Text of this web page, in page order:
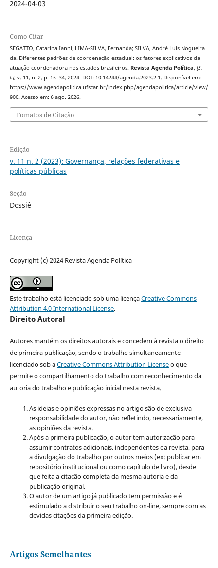
2024-04-03
Como Citar
SEGATTO, Catarina Ianni; LIMA-SILVA, Fernanda; SILVA, André Luis Nogueira
da. Diferentes padrões de coordenação estadual: os fatores explicativos da
atuação coordenadora nos estados brasileiros. Revista Agenda Política, [S.
l.], v. 11, n. 2, p. 15–34, 2024. DOI: 10.14244/agenda.2023.2.1. Disponível em:
https://www.agendapolitica.ufscar.br/index.php/agendapolitica/article/view/
900. Acesso em: 6 ago. 2026.
Fomatos de Citação
Edição
v. 11 n. 2 (2023): Governança, relações federativas e
políticas públicas
Seção
Dossiê
Licença
Copyright (c) 2024 Revista Agenda Política
Este trabalho está licenciado sob uma licençaCreative Commons
Attribution 4.0 International License.
Direito Autoral
Autores mantém os direitos autorais e concedem à revista o direito
de primeira publicação, sendo o trabalho simultaneamente
licenciado sob aCreative Commons Attribution Licenseo que
permite o compartilhamento do trabalho com reconhecimento da
autoria do trabalho e publicação inicial nesta revista.
As ideias e opiniões expressas no artigo são de exclusiva
responsabilidade do autor, não refletindo, necessariamente,
as opiniões da revista.
Após a primeira publicação, o autor tem autorização para
assumir contratos adicionais, independentes da revista, para
a divulgação do trabalho por outros meios (ex: publicar em
repositório institucional ou como capítulo de livro), desde
que feita a citação completa da mesma autoria e da
publicação original.
O autor de um artigo já publicado tem permissão e é
estimulado a distribuir o seu trabalho on-line, sempre com as
devidas citações da primeira edição.
Artigos Semelhantes